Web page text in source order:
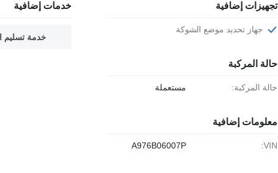
تجهيزات إضافية
جهاز تحديد موضع الشوكة
حالة المركبة
حالة المركبة: مستعملة
معلومات إضافية
VIN:
A976B06007P
خدمات إضافية
خدمة تسليم